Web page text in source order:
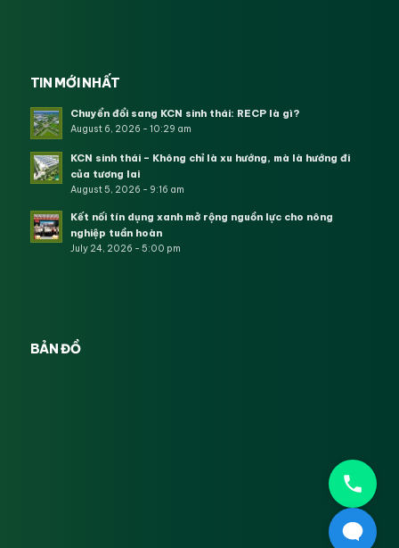
TIN MỚI NHẤT
Chuyển đổi sang KCN sinh thái: RECP là gì?
August 6, 2026 - 10:29 am
KCN sinh thái – Không chỉ là xu hướng, mà là hướng đi
của tương lai
August 5, 2026 - 9:16 am
Kết nối tín dụng xanh mở rộng nguồn lực cho nông
nghiệp tuần hoàn
July 24, 2026 - 5:00 pm
BẢN ĐỒ